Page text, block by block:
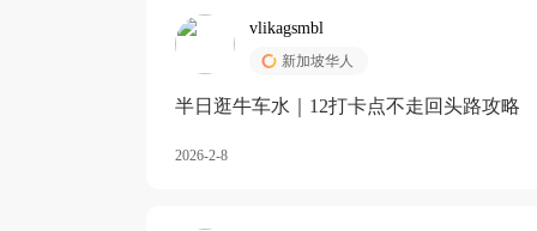
vlikagsmbl
新加坡华人
半日逛牛车水｜12打卡点不走回头路攻略
2026-2-8